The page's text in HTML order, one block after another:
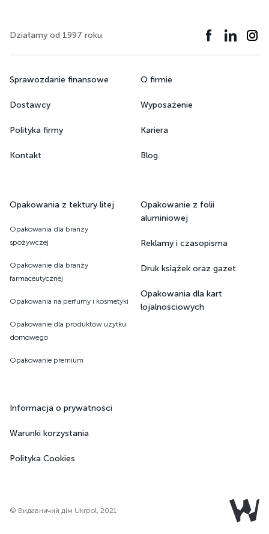
Działamy od 1997 roku
Sprawozdanie finansowe
Dostawcy
Polityka firmy
Kontakt
O firmie
Wyposażenie
Kariera
Blog
Opakowania z tektury litej
Opakowania dla branży
spożywczej
Opakowanie dla branży
farmaceutycznej
Opakowania na perfumy i kosmetyki
Opakowanie dla produktów użytku
domowego
Opakowanie premium
Opakowanie z folii
aluminiowej
Reklamy i czasopisma
Druk książek oraz gazet ​​​​​​​
Opakowania dla kart
lojalnościowych
Informacja o prywatności
Warunki korzystania
Polityka Cookies
© Видавничий дім Ukrpol, 2021